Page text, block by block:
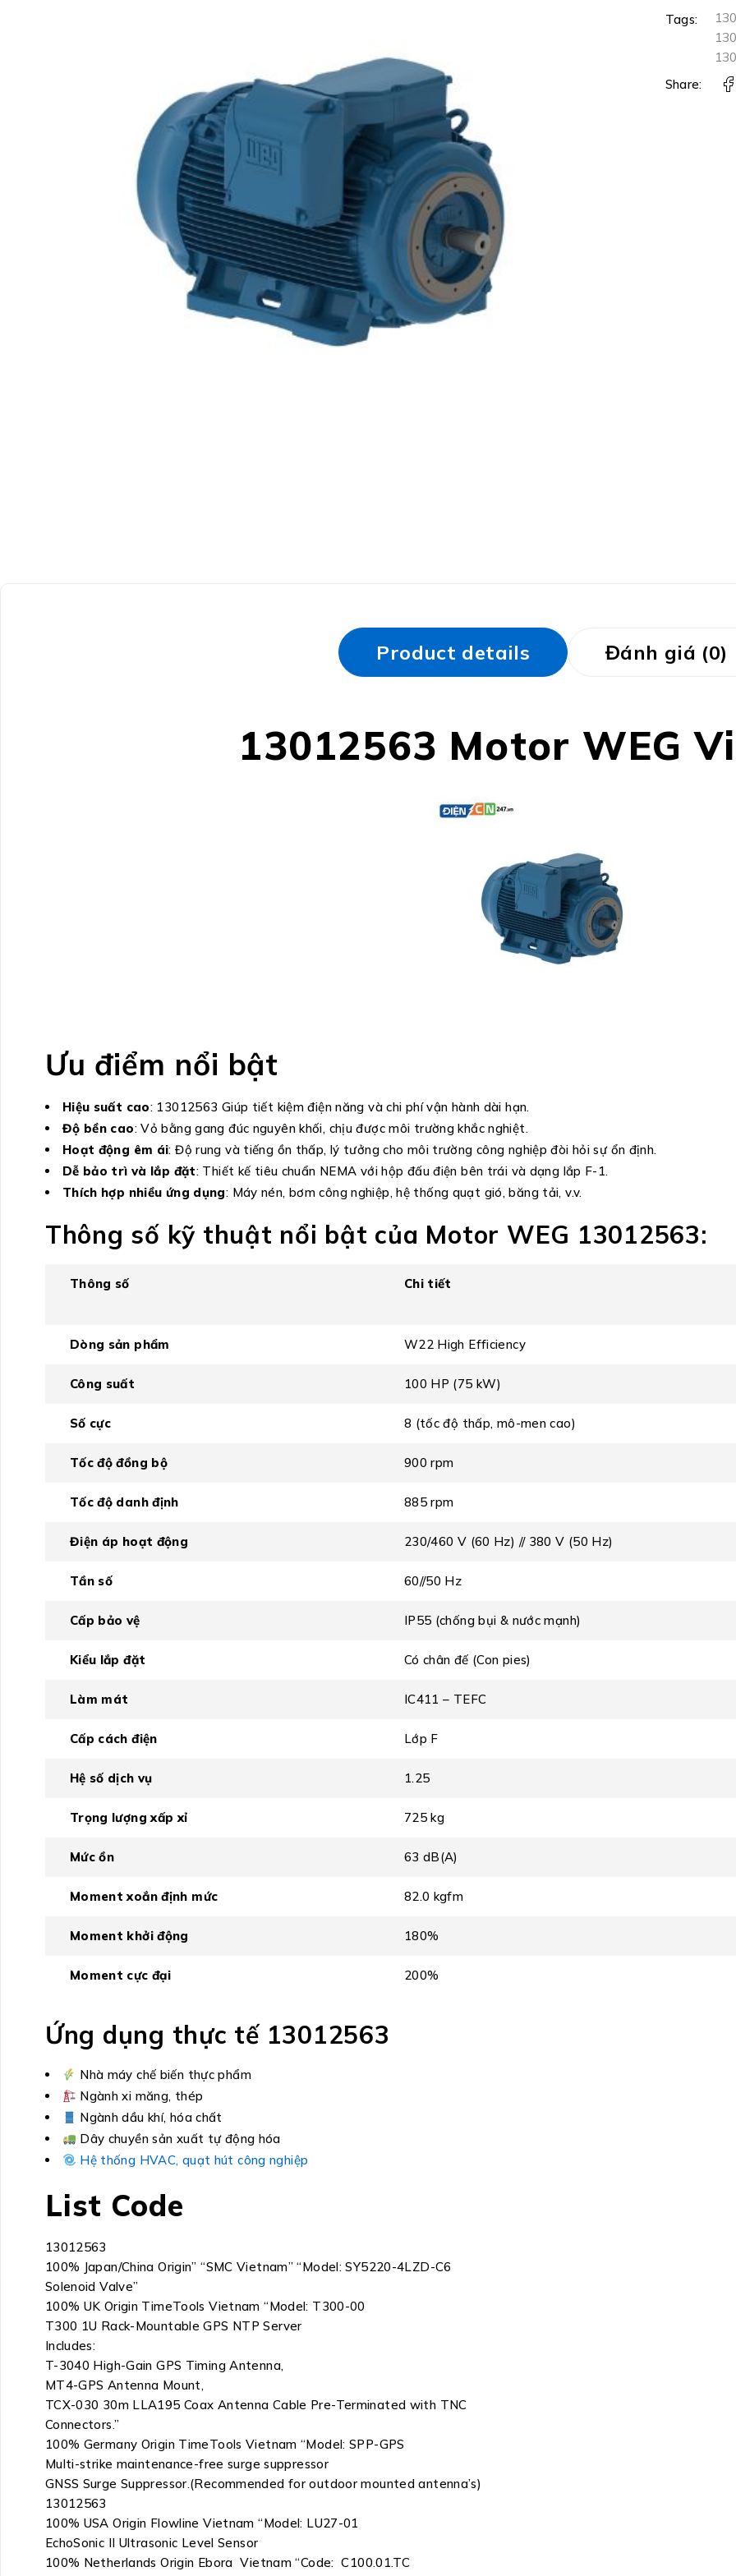
Tags:
Share:
Product details Đánh giá (0)
13012563 Motor WEG
Ưu điểm nổi bật
Hiệu suất cao: 13012563 Giúp tiết kiệm điện năng và chi phí vận hành dài hạn.
Độ bền cao: Vỏ bằng gang đúc nguyên khối, chịu được môi trường khắc nghiệt.
Hoạt động êm ái: Độ rung và tiếng ồn thấp, lý tưởng cho môi trường công nghiệp đòi hỏi sự ổn định.
Dễ bảo trì và lắp đặt: Thiết kế tiêu chuẩn NEMA với hộp đấu điện bên trái và dạng lắp F-1.
Thích hợp nhiều ứng dụng: Máy nén, bơm công nghiệp, hệ thống quạt gió, băng tải, v.v.
Thông số kỹ thuật nổi bật của Motor WEG 13012563:
Thông số Chi tiết
Dòng sản phẩm W22 High Efficiency
Công suất 100 HP (75 kW)
Số cực 8 (tốc độ thấp, mô-men cao)
Tốc độ đồng bộ 900 rpm
Tốc độ danh định 885 rpm
Điện áp hoạt động 230/460 V (60 Hz) // 380 V (50 Hz)
Tần số 60//50 Hz
Cấp bảo vệ IP55 (chống bụi & nước mạnh)
Kiểu lắp đặt Có chân đế (Con pies)
Làm mát IC411 – TEFC
Cấp cách điện Lớp F
Hệ số dịch vụ 1.25
Trọng lượng xấp xỉ 725 kg
Mức ồn 63 dB(A)
Moment xoắn định mức 82.0 kgfm
Moment khởi động 180%
Moment cực đại 200%
Ứng dụng thực tế 13012563
Nhà máy chế biến thực phẩm
Ngành xi măng, thép
Ngành dầu khí, hóa chất
Dây chuyền sản xuất tự động hóa
Hệ thống HVAC, quạt hút công nghiệp
List Code
13012563
100% Japan/China Origin” “SMC Vietnam” “Model: SY5220-4LZD-C6
Solenoid Valve”
100% UK Origin TimeTools Vietnam “Model: T300-00
T300 1U Rack-Mountable GPS NTP Server
Includes:
T-3040 High-Gain GPS Timing Antenna,
MT4-GPS Antenna Mount,
TCX-030 30m LLA195 Coax Antenna Cable Pre-Terminated with TNC
Connectors.”
100% Germany Origin TimeTools Vietnam “Model: SPP-GPS
Multi-strike maintenance-free surge suppressor
GNSS Surge Suppressor.(Recommended for outdoor mounted antenna’s)
13012563
100% USA Origin Flowline Vietnam “Model: LU27-01
EchoSonic II Ultrasonic Level Sensor
100% Netherlands Origin Ebora Vietnam “Code: C100.01.TC